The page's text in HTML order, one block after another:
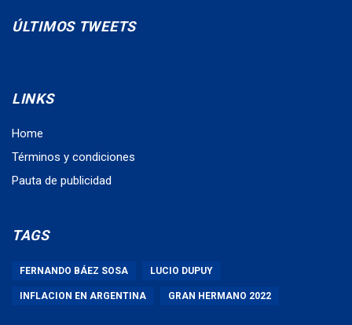
ÚLTIMOS TWEETS
LINKS
Home
Términos y condiciones
Pauta de publicidad
TAGS
FERNANDO BÁEZ SOSA LUCIO DUPUY
INFLACION EN ARGENTINA GRAN HERMANO 2022